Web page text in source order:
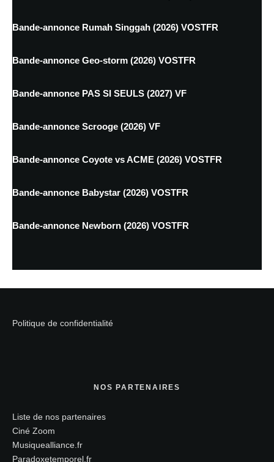
Bande-annonce Rumah Singgah (2026) VOSTFR
Bande-annonce Geo-storm (2026) VOSTFR
Bande-annonce PAS SI SEULS (2027) VF
Bande-annonce Scrooge (2026) VF
Bande-annonce Coyote vs ACME (2026) VOSTFR
Bande-annonce Babystar (2026) VOSTFR
Bande-annonce Newborn (2026) VOSTFR
Politique de confidentialité
NOS PARTENAIRES
Liste de nos partenaires
Ciné Zoom
Musiquealliance.fr
Paradoxetemporel.fr